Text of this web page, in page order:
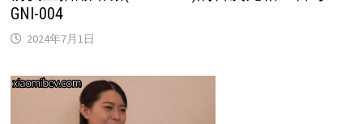
GNI-004
2024年7月1日